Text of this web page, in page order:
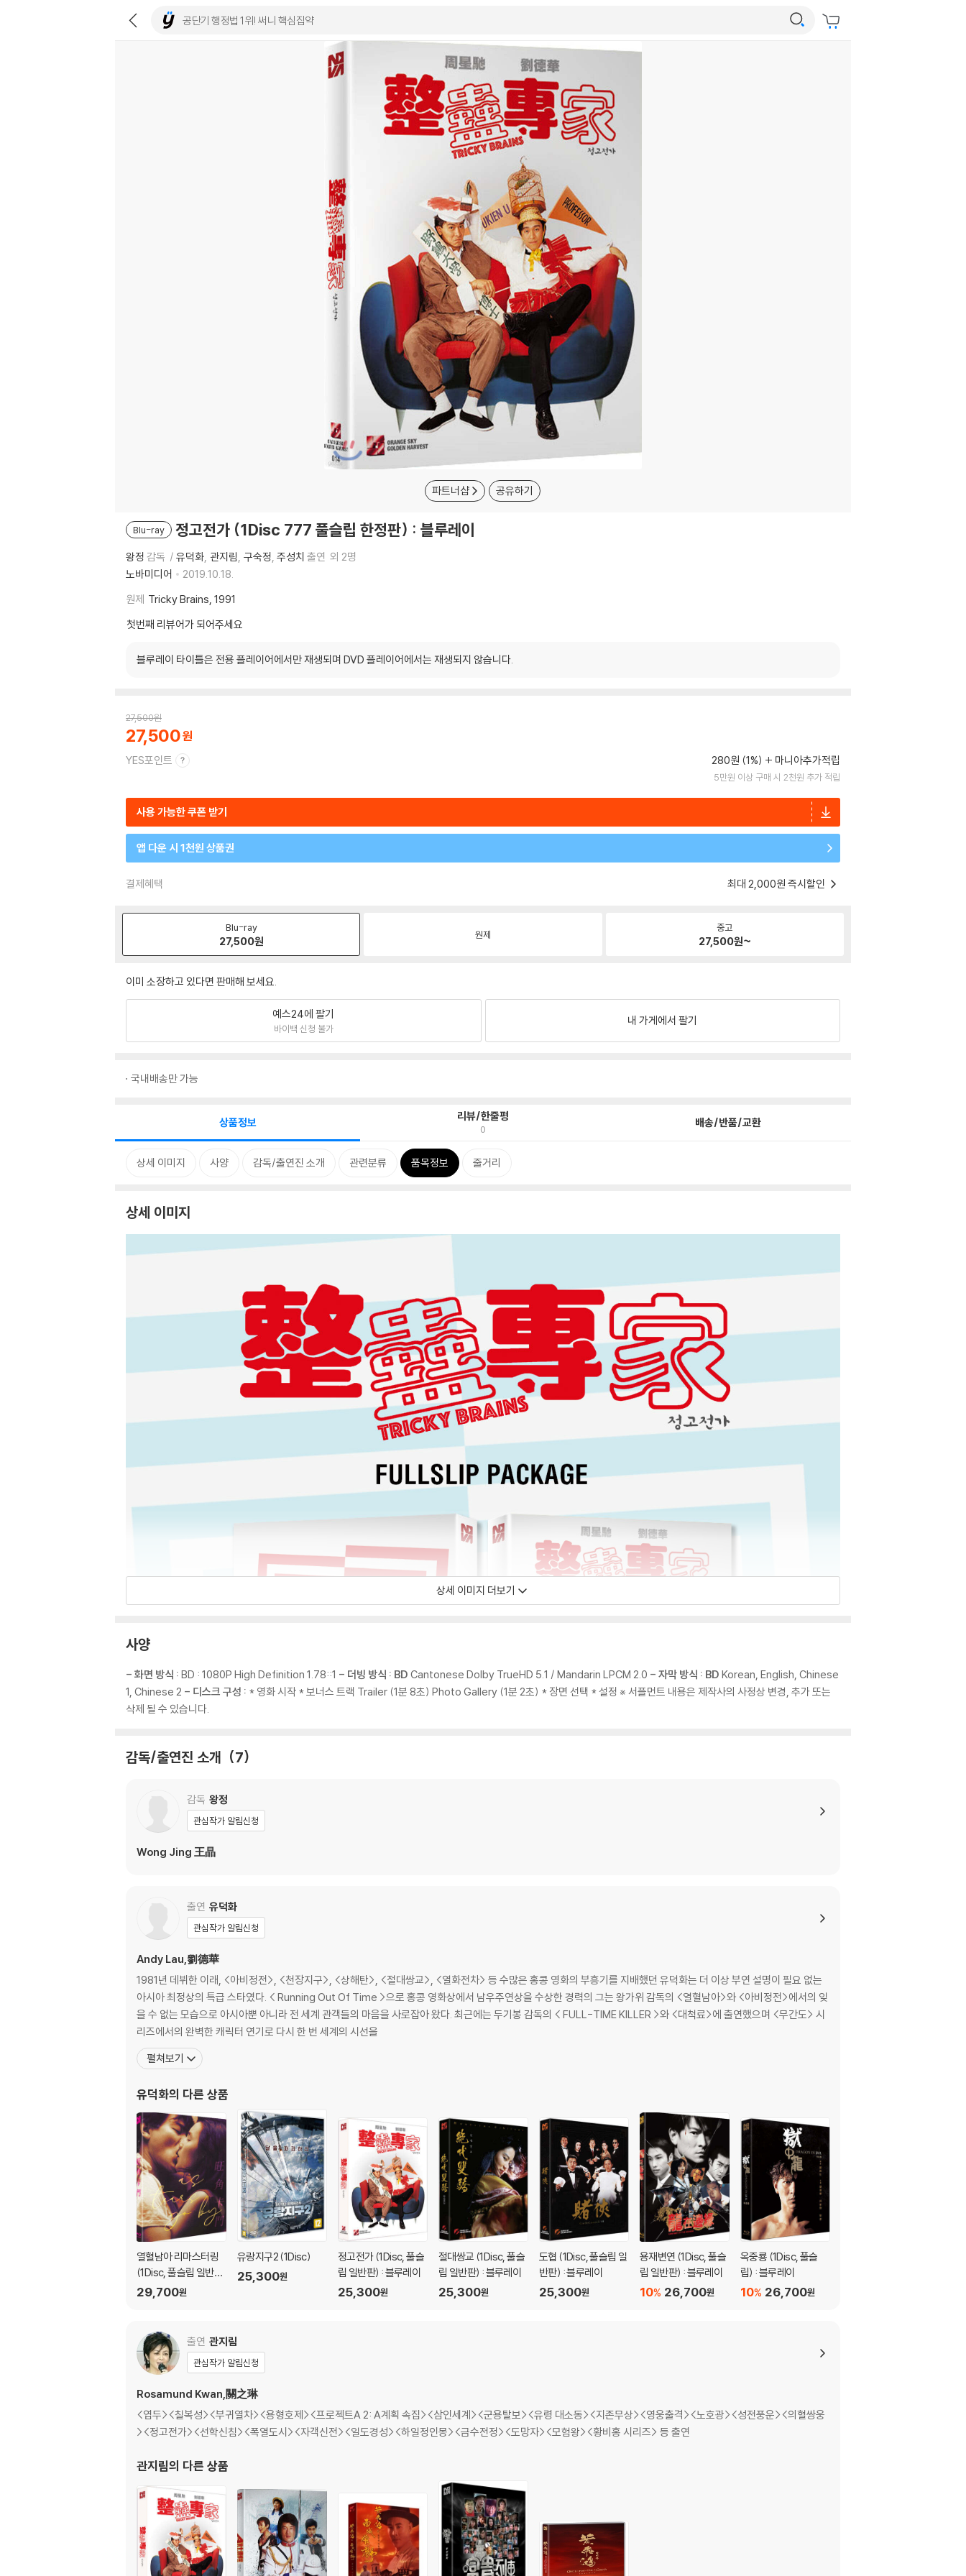
파트너샵 공유하기
Blu-ray 정고전가 (1Disc 777 풀슬립 한정판) : 블루레이
왕정 감독 유덕화 관지림 구숙정 주성치 출연 외 2명
노바미디어
2019.10.18.
원제 Tricky Brains, 1991
첫번째 리뷰어가 되어주세요
블루레이 타이틀은 전용 플레이어에서만 재생되며 DVD 플레이어에서는 재생되지 않습니다.
27,500원
27,500
YES포인트 280원 (1%) 마니아추가적립
5만원 이상 구매 시 2천원 추가 적립
사용 가능한 쿠폰 받기
앱 다운 시 1천원 상품권
결제혜택 최대 2,000원 즉시할인
Blu-ray
27,500원 원제
중고
27,500원~
이미 소장하고 있다면 판매해 보세요.
예스24에 팔기
바이백 신청 불가
내 가게에서 팔기
국내배송만 가능
상품정보 리뷰/한줄평
0 배송/반품/교환
상세 이미지 사양 감독/출연진 소개 관련분류 품목정보 줄거리
상세 이미지
상세 이미지 더보기
사양
- 화면 방식 : BD : 1080P High Definition 1.78::1 - 더빙 방식 : BD Cantonese Dolby TrueHD 5.1 / Mandarin LPCM 2.0 - 자막 방식 : BD Korean, English, Chinese
1, Chinese 2 - 디스크 구성 : * 영화 시작 * 보너스 트랙 Trailer (1분 8초) Photo Gallery (1분 2초) * 장면 선택 * 설정 ※ 서플먼트 내용은 제작사의 사정상 변경, 추가 또는
삭제 될 수 있습니다.
감독/출연진 소개 7
감독 왕정
관심작가 알림신청
Wong Jing 王晶
출연 유덕화
관심작가 알림신청
Andy Lau,劉德華
1981년 데뷔한 이래, <아비정전>, <천장지구>, <상해탄>, <절대쌍교>, <열화전차> 등 수많은 홍콩 영화의 부흥기를 지배했던 유덕화는 더 이상 부연 설명이 필요 없는
아시아 최정상의 특급 스타였다. < Running Out Of Time >으로 홍콩 영화상에서 남우주연상을 수상한 경력의 그는 왕가위 감독의 <열혈남아>와 <아비정전>에서의 잊
을 수 없는 모습으로 아시아뿐 아니라 전 세계 관객들의 마음을 사로잡아 왔다. 최근에는 두기봉 감독의 < FULL-TIME KILLER >와 <대척료>에 출연했으며 <무간도> 시
리즈에서의 완벽한 캐릭터 연기로 다시 한 번 세계의 시선을
펼쳐보기
유덕화의 다른 상품
열혈남아 리마스터링
(1Disc, 풀슬립 일반
판) : 블루레이
29,700원
유랑지구2 (1Disc)
25,300원
정고전가 (1Disc, 풀슬
립 일반판) : 블루레이
25,300원
절대쌍교 (1Disc, 풀슬
립 일반판) : 블루레이
25,300원
도협 (1Disc, 풀슬립 일
반판) : 블루레이
25,300원
용재변연 (1Disc, 풀슬
립 일반판) : 블루레이
26,700원
10%
옥중룡 (1Disc, 풀슬
립) : 블루레이
26,700원
10%
출연 관지림
관심작가 알림신청
Rosamund Kwan,關之琳
<엽두><칠복성><부귀열차><용형호제><프로젝트A 2: A계획 속집><삼인세계><군용탈보><유령 대소동><지존무상><영웅출격><노호광><성전풍운><의혈쌍웅
><정고전가><선학신침><폭열도시><자객신전><일도경성><하일정인몽><금수전정><도망자><모험왕><황비홍 시리즈> 등 출연
관지림의 다른 상품